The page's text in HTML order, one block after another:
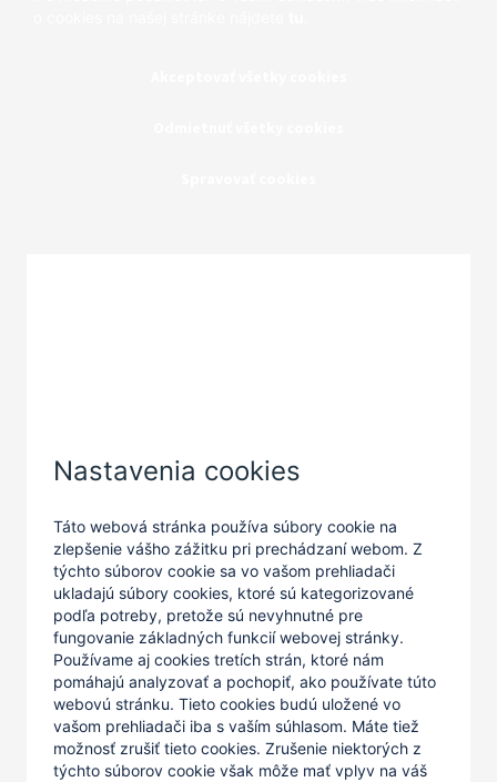
Nastavenia cookies
Táto webová stránka používa súbory cookie na
zlepšenie vášho zážitku pri prechádzaní webom. Z
týchto súborov cookie sa vo vašom prehliadači
ukladajú súbory cookies, ktoré sú kategorizované
podľa potreby, pretože sú nevyhnutné pre
fungovanie základných funkcií webovej stránky.
Používame aj cookies tretích strán, ktoré nám
pomáhajú analyzovať a pochopiť, ako používate túto
webovú stránku. Tieto cookies budú uložené vo
vašom prehliadači iba s vaším súhlasom. Máte tiež
možnosť zrušiť tieto cookies. Zrušenie niektorých z
týchto súborov cookie však môže mať vplyv na váš